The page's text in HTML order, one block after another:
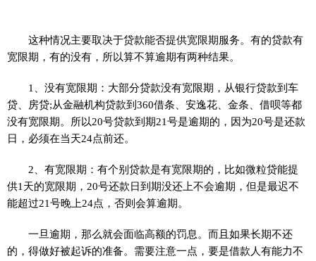
这种情况主要取决于贷款能否提供宽限期服务。有的贷款有
宽限期，有的没有，所以算不算逾期有两种结果。
1、没有宽限期：大部分贷款没有宽限期，从银行贷款到车
贷、房贷;从金融机构贷款到360借条、安逸花、金条、借呗等都
没有宽限期。所以20号贷款到期21号是逾期的，因为20号是还款
日，必须在当天24点前还。
2、有宽限期：有个别贷款是有宽限期的，比如微粒贷能提
供1天的宽限期，20号还款日到期没还上不会逾期，但是最迟不
能超过21号晚上24点，否则会算逾期。
一旦逾期，那么就会面临高额的罚息。而且如果长期不还
的，得做好被起诉的准备。需要注意一点，要是借款人有能力不